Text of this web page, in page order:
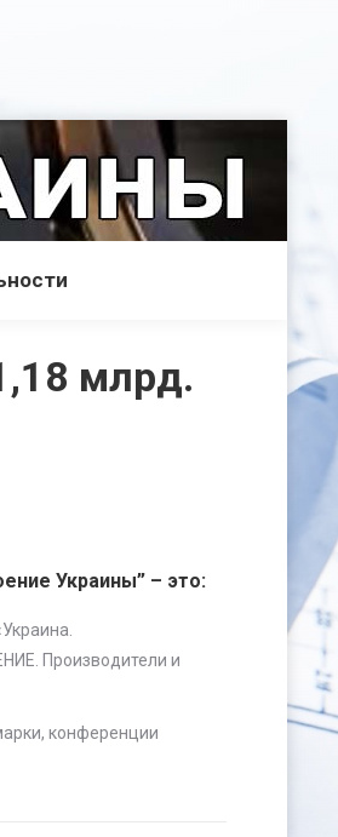
млрд.
Украины” – это:
Украина.
Производители и
конференции